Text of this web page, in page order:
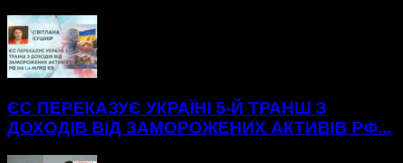
ЄС ПЕРЕКАЗУЄ УКРАЇНІ 5-Й ТРАНШ З
ДОХОДІВ ВІД ЗАМОРОЖЕНИХ АКТИВІВ РФ...